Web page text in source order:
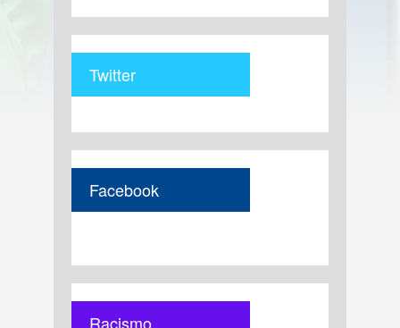
Twitter
Facebook
Racismo